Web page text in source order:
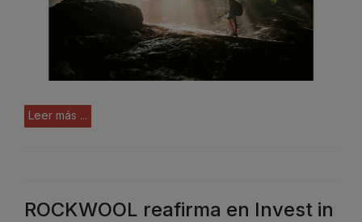
Leer más ...
ROCKWOOL reafirma en Invest in